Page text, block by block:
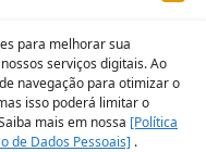
para melhorar sua
serviços digitais. Ao
navegação para otimizar o
isso poderá limitar o
mais em nossa [Política
de Dados Pessoais] .